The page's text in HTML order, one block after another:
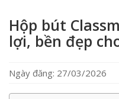
Hộp bút
lợi, bền đẹp
Ngày đăng: 27/03/2026